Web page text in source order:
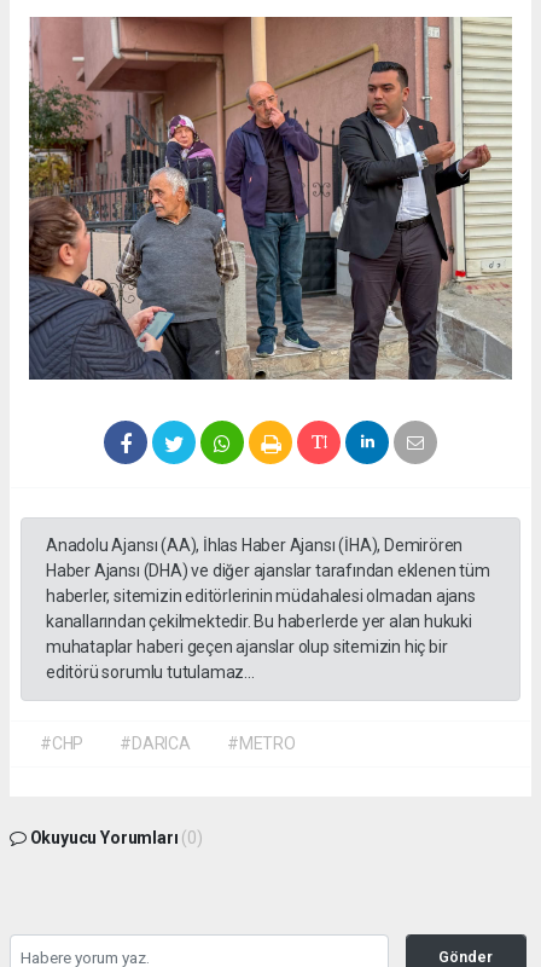
Anadolu Ajansı (AA), İhlas Haber Ajansı (İHA), Demirören
Haber Ajansı (DHA) ve diğer ajanslar tarafından eklenen tüm
haberler, sitemizin editörlerinin müdahalesi olmadan ajans
kanallarından çekilmektedir. Bu haberlerde yer alan hukuki
muhataplar haberi geçen ajanslar olup sitemizin hiç bir
editörü sorumlu tutulamaz...
#CHP #DARICA #METRO
Okuyucu Yorumları (0)
Gönder